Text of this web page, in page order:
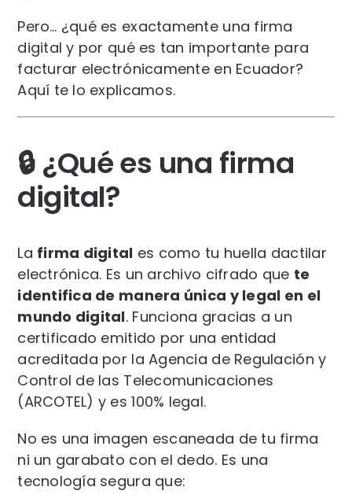
Pero… ¿qué es exactamente una firma
digital y por qué es tan importante para
facturar electrónicamente en Ecuador?
Aquí te lo explicamos.
🔒 ¿Qué es una firma
digital?
La firma digital es como tu huella dactilar
electrónica. Es un archivo cifrado que te
identifica de manera única y legal en el
mundo digital. Funciona gracias a un
certificado emitido por una entidad
acreditada por la Agencia de Regulación y
Control de las Telecomunicaciones
(ARCOTEL) y es 100% legal.
No es una imagen escaneada de tu firma
ni un garabato con el dedo. Es una
tecnología segura que: